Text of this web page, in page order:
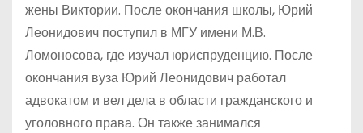
жены Виктории. После окончания школы, Юрий
Леонидович поступил в МГУ имени М.В.
Ломоносова, где изучал юриспруденцию. После
окончания вуза Юрий Леонидович работал
адвокатом и вел дела в области гражданского и
уголовного права. Он также занимался